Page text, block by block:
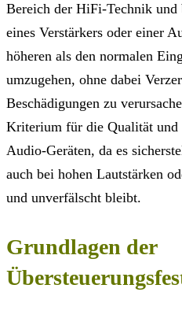
Bereich der HiFi-Technik und
eines Verstärkers oder einer
höheren als den normalen
umzugehen, ohne dabei
Beschädigungen zu
Kriterium für die Qualität
Audio-Geräten, da es
auch bei hohen Lautstärken
und unverfälscht bleibt.
Grundlagen der